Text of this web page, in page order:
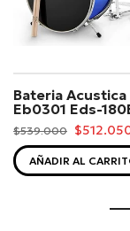
Bateria
Eb0301 Eds-
$539.000
AÑADIR AL